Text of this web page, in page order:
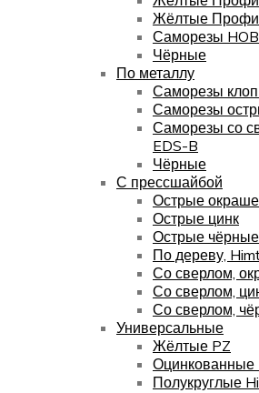
Жёлтые Профи
Саморезы
Чёрные
По металлу
Саморезы
Саморезы
Саморезы со
EDS-B
Чёрные
С прессшайбой
Острые
Острые цинк
Острые чёрные
По дереву,
Со сверлом,
Со сверлом,
Со сверлом,
Универсальные
Жёлтые PZ
Оцинкованные
Полукруглые